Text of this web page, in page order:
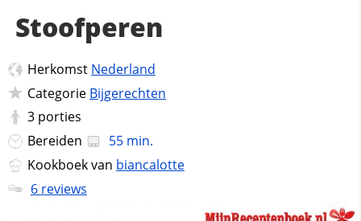
Stoofperen
Herkomst Nederland
Categorie Bijgerechten
3 porties
Bereiden
55 min.
Kookboek van biancalotte
6 reviews